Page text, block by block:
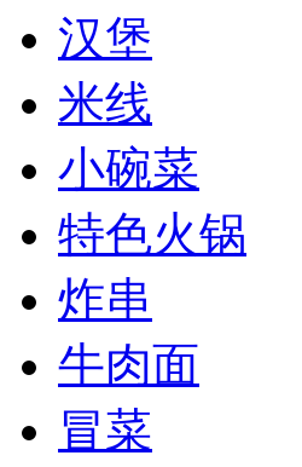
汉堡
米线
小碗菜
特色火锅
炸串
牛肉面
冒菜